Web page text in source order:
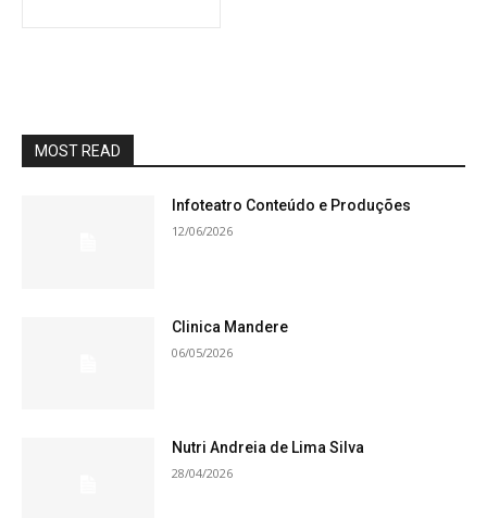
MOST READ
Infoteatro Conteúdo e Produções
12/06/2026
Clinica Mandere
06/05/2026
Nutri Andreia de Lima Silva
28/04/2026